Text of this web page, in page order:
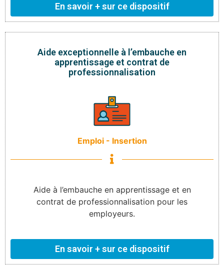
En savoir + sur ce dispositif
Aide exceptionnelle à l’embauche en
apprentissage et contrat de
professionnalisation
Emploi - Insertion
Aide à l’embauche en apprentissage et en
contrat de professionnalisation pour les
employeurs.
En savoir + sur ce dispositif